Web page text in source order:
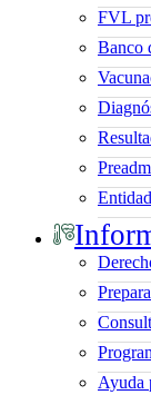
FVL
Banco
Ayuda